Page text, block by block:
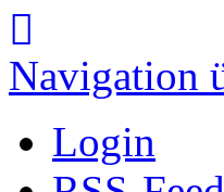
Navigation
Login